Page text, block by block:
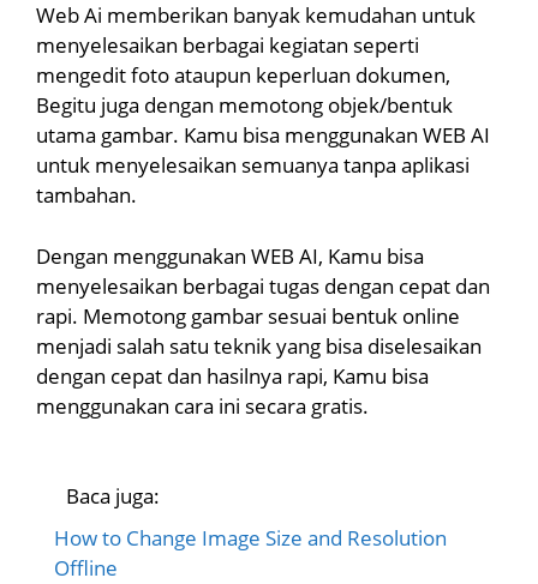
Web Ai memberikan banyak kemudahan untuk
menyelesaikan berbagai kegiatan seperti
mengedit foto ataupun keperluan dokumen,
Begitu juga dengan memotong objek/bentuk
utama gambar. Kamu bisa menggunakan WEB AI
untuk menyelesaikan semuanya tanpa aplikasi
tambahan.
Dengan menggunakan WEB AI, Kamu bisa
menyelesaikan berbagai tugas dengan cepat dan
rapi. Memotong gambar sesuai bentuk online
menjadi salah satu teknik yang bisa diselesaikan
dengan cepat dan hasilnya rapi, Kamu bisa
menggunakan cara ini secara gratis.
Baca juga:
How to Change Image Size and Resolution
Offline